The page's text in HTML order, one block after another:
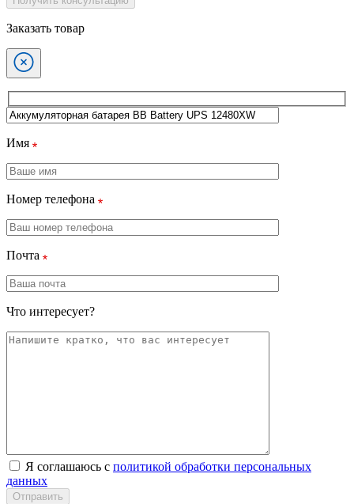
Заказать товар
Имя
Номер телефона
Почта
Что интересует?
Я соглашаюсь с политикой обработки персональных
данных
Отправить